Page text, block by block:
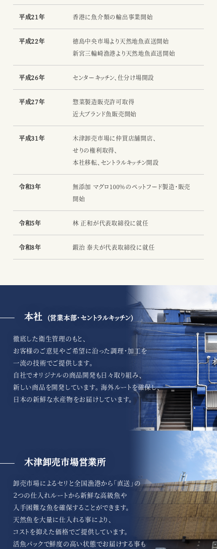
平成21年 香港に魚介類の輸出事業開始
平成22年
徳島中央市場より天然地魚直送開始
新宮三輪崎漁港より天然地魚直送開始
平成26年 センターキッチン、仕分け場開設
平成27年
惣菜製造販売許可取得
近大ブランド魚販売開始
平成31年
木津卸売市場に仲買店舗開店、
せりの権利取得、
本社移転、セントラルキッチン開設
令和3年
無添加 マグロ100％のペットフード製造・販売
開始
令和5年 林 正和が代表取締役に就任
令和8年 鍜治 泰夫が代表取締役に就任
本社 (営業本部・セントラルキッチン)
徹底した衛生管理のもと、
お客様のご意見やご希望に沿った調理・加工を
一流の技術でご提供します。
自社でオリジナルの商品開発も日々取り組み、
新しい商品を開発しています。 海外ルートを確保し、
日本の新鮮な水産物をお届けしています。
木津卸売市場営業所
卸売市場によるセリと全国漁港から「直送」の
２つの仕入れルートから新鮮な高級魚や
入手困難な魚を確保することができます。
天然魚を大量に仕入れる事により、
コストを抑えた価格でご提供しています。
活魚パックで鮮度の高い状態でお届けする事も